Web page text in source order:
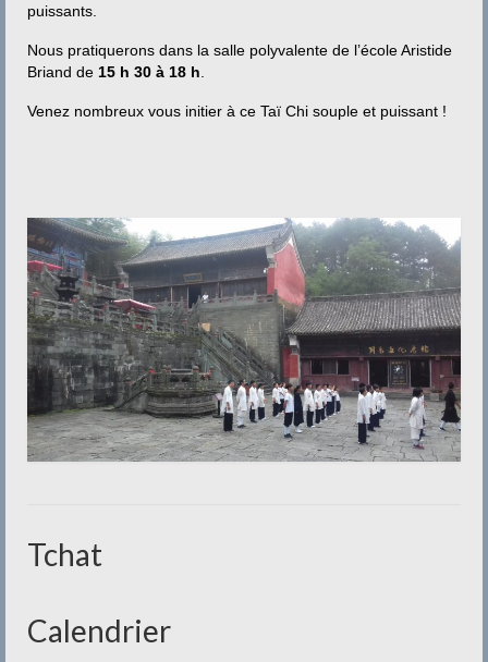
puissants.
Nous pratiquerons dans la salle polyvalente de l’école Aristide
Briand de 15 h 30 à 18 h
Venez nombreux vous initier à ce Taï Chi souple et puissant !
Tchat
Calendrier